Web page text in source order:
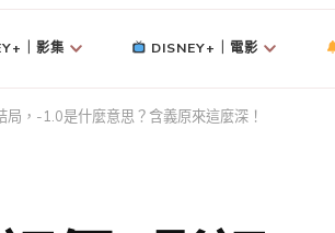
｜影集 DISNEY+｜電影
，-1.0是什麼意思？含義原來這麼深！